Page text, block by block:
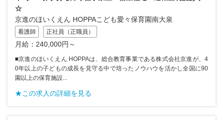
☆
京進のほいくえん HOPPAこども愛々保育園南大泉
看護師 正社員（正職員）
月給：240,000円～
■京進のほいくえん HOPPAは、総合教育事業である株式会社京進が、4
0年以上の子どもの成長を見守る中で培ったノウハウを活かし全国に90
園以上の保育施設...
★この求人の詳細を見る